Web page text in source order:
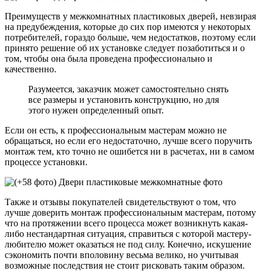
Преимуществ у межкомнатных пластиковых дверей, невзирая
на предубеждения, которые до сих пор имеются у некоторых
потребителей, гораздо больше, чем недостатков, поэтому если
принято решение об их установке следует позаботиться и о
том, чтобы она была проведена профессионально и
качественно.
Разумеется, заказчик может самостоятельно снять
все размеры и установить конструкцию, но для
этого нужен определенный опыт.
Если он есть, к профессиональным мастерам можно не
обращаться, но если его недостаточно, лучше всего поручить
монтаж тем, кто точно не ошибется ни в расчетах, ни в самом
процессе установки.
Также и отзывы покупателей свидетельствуют о том, что
лучше доверить монтаж профессиональным мастерам, потому
что на протяжении всего процесса может возникнуть какая-
либо нестандартная ситуация, справиться с которой мастеру-
любителю может оказаться не под силу. Конечно, искушение
сэкономить почти вполовину весьма велико, но учитывая
возможные последствия не стоит рисковать таким образом.